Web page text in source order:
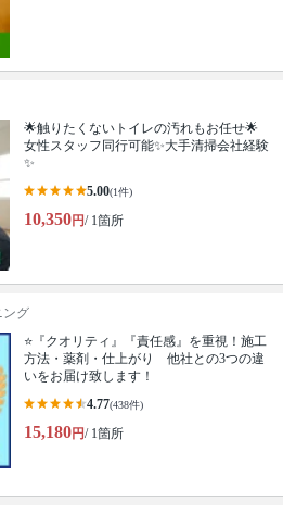
🌟触りたくないトイレの汚れもお任せ🌟
女性スタッフ同行可能✨大手清掃会社経験
✨
5.00(1件)
10,350円/ 1箇所
ング
⭐『クオリティ』『責任感』を重視！施工
方法・薬剤・仕上がり 他社との3つの違
いをお届け致します！
4.77(438件)
15,180円/ 1箇所